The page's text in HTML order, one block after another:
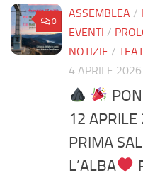
0
ASSEMBLEA /
EVENTI /
NOTIZIE /
4 APRILE 2026
12
PRIMA
L’ALBA